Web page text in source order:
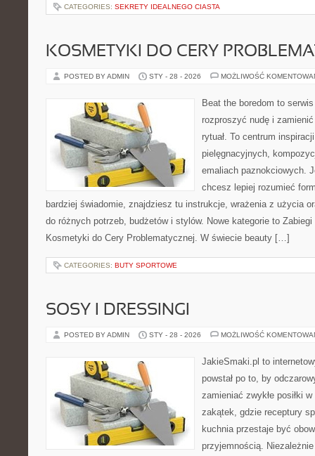
CATEGORIES: SEKRETY IDEALNEGO CIASTA
KOSMETYKI DO CERY
POSTED BY ADMIN STY - 28 - 2026 MOŻLIWOŚĆ
Beat the boredom to
rozproszyć nudę i
rytuał. To centrum
pielęgnacyjnych,
emaliach paznokciowych.
chcesz lepiej rozumieć
bardziej świadomie, znajdziesz tu instrukcje, wrażenia z użycia
do różnych potrzeb, budżetów i stylów. Nowe kategorie to
Kosmetyki do Cery Problematycznej. W świecie beauty […]
CATEGORIES: BUTY SPORTOWE
SOSY I DRESSINGI
POSTED BY ADMIN STY - 28 - 2026 MOŻLIWOŚĆ
JakieSmaki.pl to
powstał po to, by
zamieniać zwykłe posiłki
zakątek, gdzie receptury
kuchnia przestaje być
przyjemnością.